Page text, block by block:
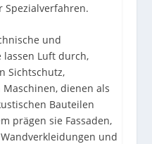
Spezialverfahren.
und
lassen Luft durch,
Sichtschutz,
dienen als
Bauteilen
prägen sie Fassaden,
und